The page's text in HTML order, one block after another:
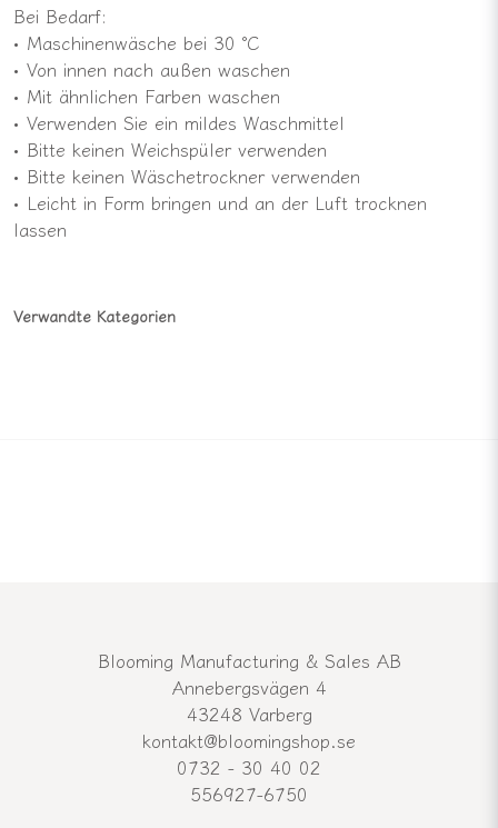
Bei Bedarf:
• Maschinenwäsche bei 30 °C
• Von innen nach außen waschen
• Mit ähnlichen Farben waschen
• Verwenden Sie ein mildes Waschmittel
• Bitte keinen Weichspüler verwenden
• Bitte keinen Wäschetrockner verwenden
• Leicht in Form bringen und an der Luft trocknen
lassen
Verwandte Kategorien
Blooming Manufacturing & Sales AB
Annebergsvägen 4
43248 Varberg
kontakt@bloomingshop.se
0732 - 30 40 02
556927-6750